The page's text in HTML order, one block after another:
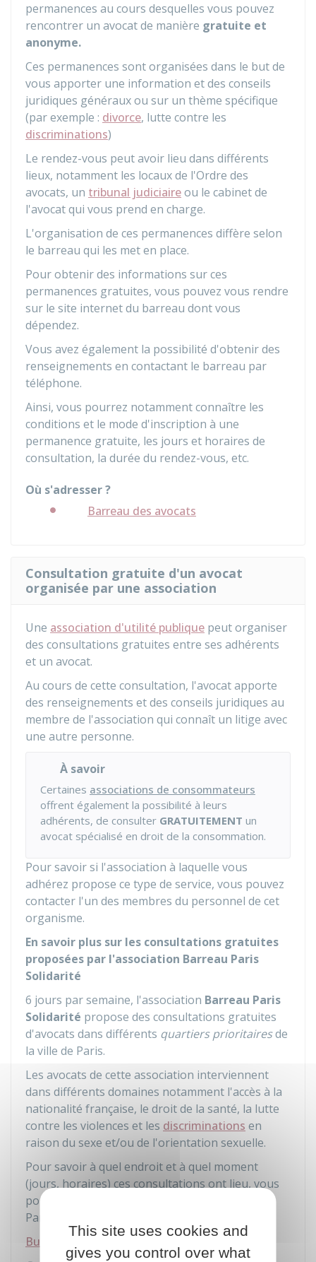
permanences au cours desquelles vous pouvez
rencontrer un avocat de manière gratuite et
anonyme.
Ces permanences sont organisées dans le but de
vous apporter une information et des conseils
juridiques généraux ou sur un thème spécifique
(par exemple : divorce, lutte contre les
discriminations)
Le rendez-vous peut avoir lieu dans différents
lieux, notamment les locaux de l'Ordre des
avocats, un tribunal judiciaireou le cabinet de
l'avocat qui vous prend en charge.
L'organisation de ces permanences diffère selon
le barreau qui les met en place.
Pour obtenir des informations sur ces
permanences gratuites, vous pouvez vous rendre
sur le site internet du barreau dont vous
dépendez.
Vous avez également la possibilité d'obtenir des
renseignements en contactant le barreau par
téléphone.
Ainsi, vous pourrez notamment connaître les
conditions et le mode d'inscription à une
permanence gratuite, les jours et horaires de
consultation, la durée du rendez-vous, etc.
Où s'adresser ?
Barreau des avocats
Consultation gratuite d'un avocat
organisée par une association
Une association d'utilité publique peut organiser
des consultations gratuites entre ses adhérents
et un avocat.
Au cours de cette consultation, l'avocat apporte
des renseignements et des conseils juridiques au
membre de l'association qui connaît un litige avec
une autre personne.
À savoir
Certaines associations de consommateurs
offrent également la possibilité à leurs
adhérents, de consulter GRATUITEMENT un
avocat spécialisé en droit de la consommation.
Pour savoir si l'association à laquelle vous
adhérez propose ce type de service, vous pouvez
contacter l'un des membres du personnel de cet
organisme.
En savoir plus sur les consultations gratuites
proposées par l'association Barreau Paris
Solidarité
6 jours par semaine, l'association Barreau Paris
Solidarité propose des consultations gratuites
d'avocats dans différents quartiers prioritairesde
la ville de Paris.
Les avocats de cette association interviennent
dans différents domaines notamment l'accès à la
nationalité française, le droit de la santé, la lutte
contre les violences et les discriminations en
raison du sexe et/ou de l'orientation sexuelle.
Pour savoir à quel endroit et à quel moment
(jours, horaires) ces consultations ont lieu, vous
pouvez vous rendre sur le site du Barreau de
Paris :
Bus de la solidarité - Paris
This site uses cookies and
gives you control over what